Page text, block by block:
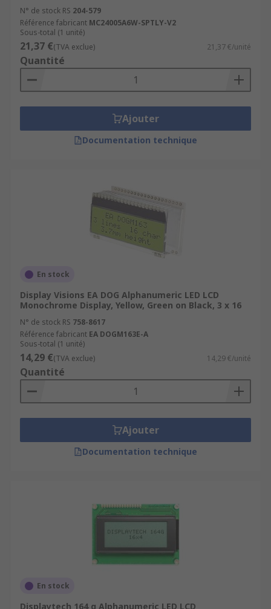
N° de stock RS 204-579
Référence fabricant MC24005A6W-SPTLY-V2
Sous-total (1 unité)
21,37 €(TVA exclue) 21,37 €/unité
Quantité
Ajouter
Documentation technique
En stock
Display Visions EA DOG Alphanumeric LED LCD
Monochrome Display, Yellow, Green on Black, 3 x 16
N° de stock RS 758-8617
Référence fabricant EA DOGM163E-A
Sous-total (1 unité)
14,29 €(TVA exclue) 14,29 €/unité
Quantité
Ajouter
Documentation technique
En stock
Displaytech 164 g Alphanumeric LED LCD